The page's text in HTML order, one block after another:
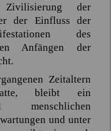
der
der Einfluss der
des
Anfängen der
Zeitaltern
bleibt ein
menschlichen
und unter